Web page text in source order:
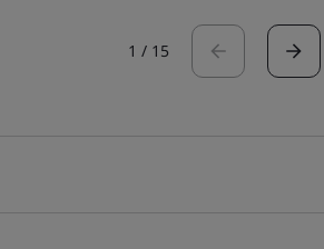
1 / 15